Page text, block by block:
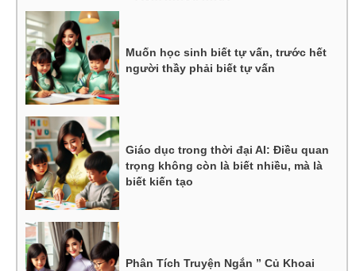
Muốn học sinh biết tự vấn, trước hết
người thầy phải biết tự vấn
Giáo dục trong thời đại AI: Điều quan
trọng không còn là biết nhiều, mà là
biết kiến tạo
Phân Tích Truyện Ngắn ” Củ Khoai